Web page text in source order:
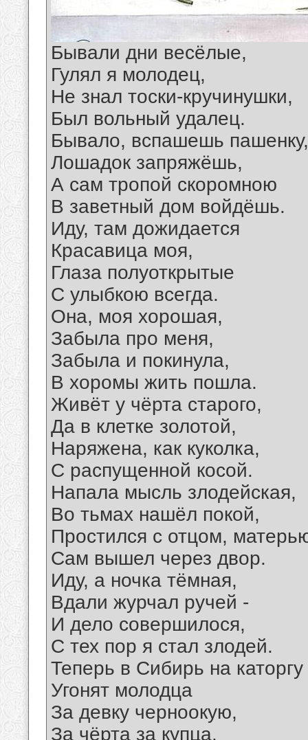
Бывали дни весёлые,
Гулял я молодец,
Не знал тоски-кручинушки,
Был вольный удалец.
Бывало, вспашешь пашенку,
Лошадок запряжёшь,
А сам тропой скоромною
В заветный дом войдёшь.
Иду, там дожидается
Красавица моя,
Глаза полуоткрытые
С улыбкою всегда.
Она, моя хорошая,
Забыла про меня,
Забыла и покинула,
В хоромы жить пошла.
Живёт у чёрта старого,
Да в клетке золотой,
Наряжена, как куколка,
С распущенной косой.
Напала мысль злодейская,
Во тьмах нашёл покой,
Простился с отцом,
Сам вышел через двор.
Иду, а ночка тёмная,
Вдали журчал ручей -
И дело совершилося,
С тех пор я стал злодей.
Теперь в Сибирь на каторгу
Угонят молодца
За девку черноокую,
За чёрта за купца.